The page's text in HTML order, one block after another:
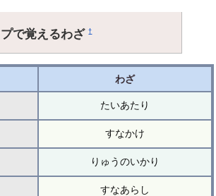
で覚えるわざ†
わざ
たいあたり
すなかけ
りゅうのいかり
すなあらし